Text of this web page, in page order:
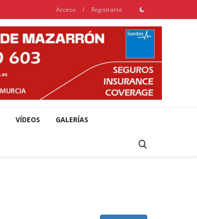
Acceso / Registrarse
VÍDEOS GALERÍAS